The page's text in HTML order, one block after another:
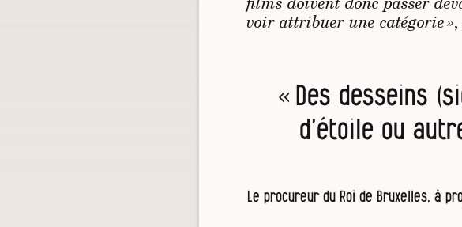
voir attribuer une catégorie »
« Des desseins
d’étoile ou
Le procureur du Roi de Bruxelles, à